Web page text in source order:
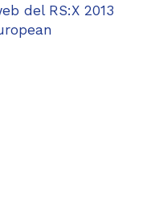
del RS:X 2013